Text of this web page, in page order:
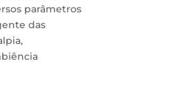
parâmetros
das